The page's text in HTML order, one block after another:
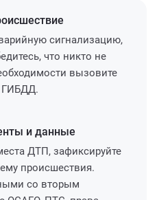
сигнализацию,
что никто не
вызовите
ГИБДД.
и данные
ДТП, зафиксируйте
происшествия.
со вторым